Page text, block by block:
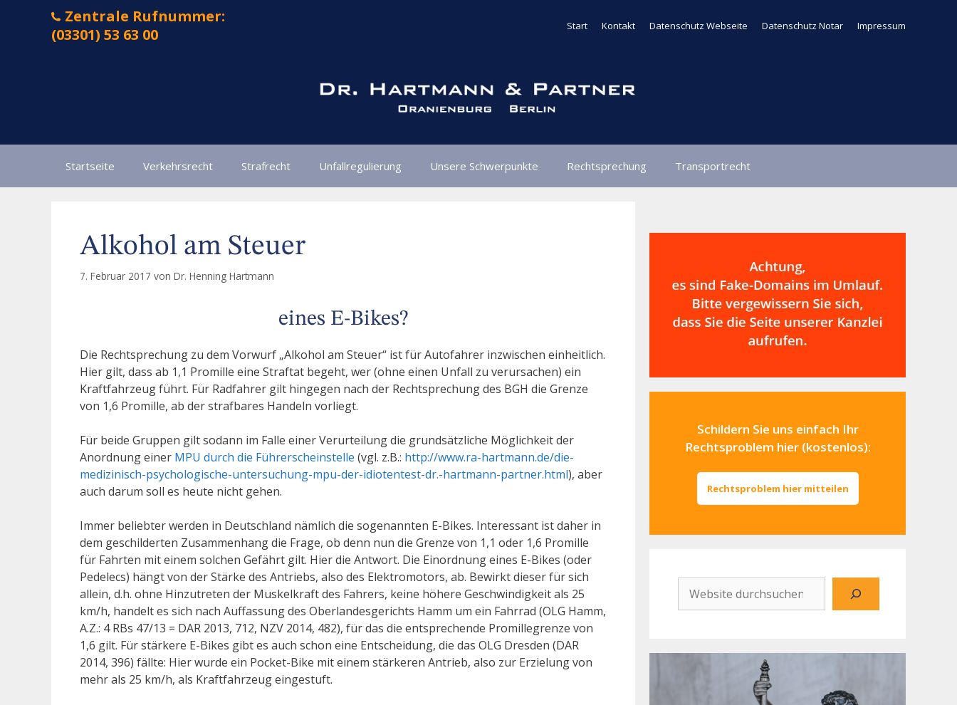
Zentrale Rufnummer:
(03301) 53 63 00
Start Kontakt Datenschutz Webseite Datenschutz Notar Impressum
Startseite Verkehrsrecht Strafrecht Unfallregulierung Unsere Schwerpunkte Rechtsprechung Transportrecht
Alkohol am Steuer
7. Februar 2017 von Dr. Henning Hartmann
eines E-Bikes?
Die Rechtsprechung zu dem Vorwurf „Alkohol am Steuer“ ist für Autofahrer inzwischen einheitlich.
Hier gilt, dass ab 1,1 Promille eine Straftat begeht, wer (ohne einen Unfall zu verursachen) ein
Kraftfahrzeug führt. Für Radfahrer gilt hingegen nach der Rechtsprechung des BGH die Grenze
von 1,6 Promille, ab der strafbares Handeln vorliegt.
Für beide Gruppen gilt sodann im Falle einer Verurteilung die grundsätzliche Möglichkeit der
Anordnung einer MPU durch die Führerscheinstelle (vgl. z.B.: http://www.ra-hartmann.de/die-
medizinisch-psychologische-untersuchung-mpu-der-idiotentest-dr.-hartmann-partner.html), aber
auch darum soll es heute nicht gehen.
Immer beliebter werden in Deutschland nämlich die sogenannten E-Bikes. Interessant ist daher in
dem geschilderten Zusammenhang die Frage, ob denn nun die Grenze von 1,1 oder 1,6 Promille
für Fahrten mit einem solchen Gefährt gilt. Hier die Antwort. Die Einordnung eines E-Bikes (oder
Pedelecs) hängt von der Stärke des Antriebs, also des Elektromotors, ab. Bewirkt dieser für sich
allein, d.h. ohne Hinzutreten der Muskelkraft des Fahrers, keine höhere Geschwindigkeit als 25
km/h, handelt es sich nach Auffassung des Oberlandesgerichts Hamm um ein Fahrrad (OLG Hamm,
A.Z.: 4 RBs 47/13 = DAR 2013, 712, NZV 2014, 482), für das die entsprechende Promillegrenze von
1,6 gilt. Für stärkere E-Bikes gibt es auch schon eine Entscheidung, die das OLG Dresden (DAR
2014, 396) fällte: Hier wurde ein Pocket-Bike mit einem stärkeren Antrieb, also zur Erzielung von
mehr als 25 km/h, als Kraftfahrzeug eingestuft.
Schildern Sie uns einfach Ihr
Rechtsproblem hier (kostenlos):
Rechtsproblem hier mitteilen
Website
durchsuchen